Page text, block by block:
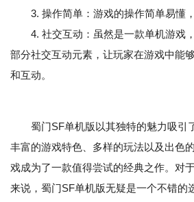
3. 操作简单：游戏的操作简单易懂，
4. 社交互动：虽然是一款单机游戏
部分社交互动元素，让玩家在游戏中能
和互动。
蜀门SF单机版以其独特的魅力吸引
丰富的游戏特色、多样的玩法以及出色
戏成为了一款值得尝试的经典之作。对
来说，蜀门SF单机版无疑是一个不错的